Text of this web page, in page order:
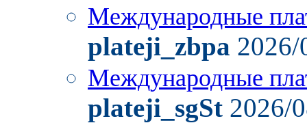
Международные
plateji_zbpa
Международные
plateji_sgSt 2026/